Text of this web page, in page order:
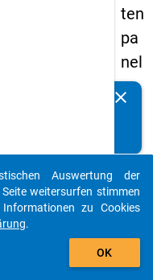
ten
pa
nel
s
-
zw
eit
clear
auto_stories
add_shopping_cart
Auswertung der
weitersurfen stimmen
zu Cookies
.
OK